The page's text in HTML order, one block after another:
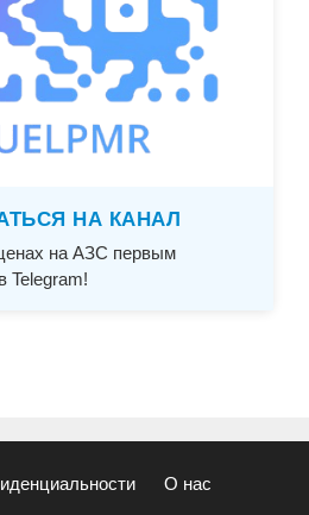
НА КАНАЛ
на АЗС первым
в Telegram!
О нас